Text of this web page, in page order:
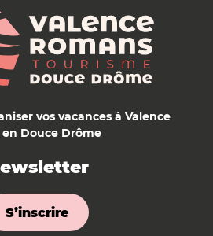
vos vacances à Valence
en Douce Drôme
S’inscrire